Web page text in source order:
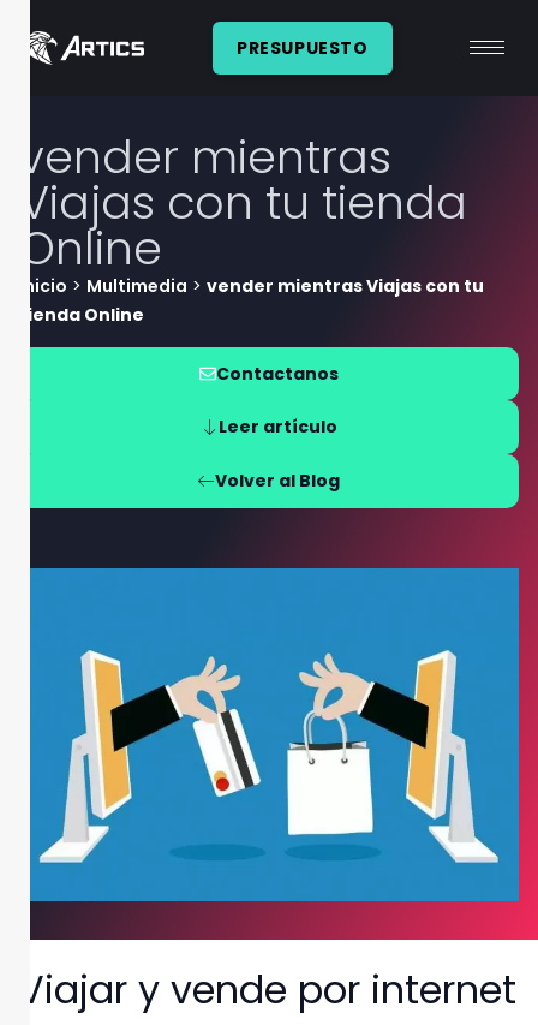
PRESUPUESTO
vender mientras
Viajas con tu tienda
Online
Inicio > Multimedia > vender mientras Viajas con tu
tienda Online
Contactanos
Leer artículo
Volver al Blog
Viajar y vende por internet